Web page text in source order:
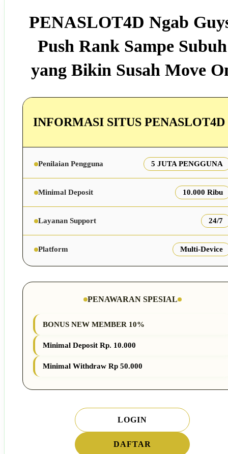
PENASLOT4D Ngab
Push Rank Sampe Subuh
yang Bikin Susah Move
INFORMASI SITUS PENASLOT4D
Penilaian Pengguna 5 JUTA PENGGUNA
Minimal Deposit 10.000 Ribu
Layanan Support 24/7
Platform Multi-Device
PENAWARAN SPESIAL
BONUS NEW MEMBER 10%
Minimal Deposit Rp. 10.000
Minimal Withdraw Rp 50.000
LOGIN
DAFTAR